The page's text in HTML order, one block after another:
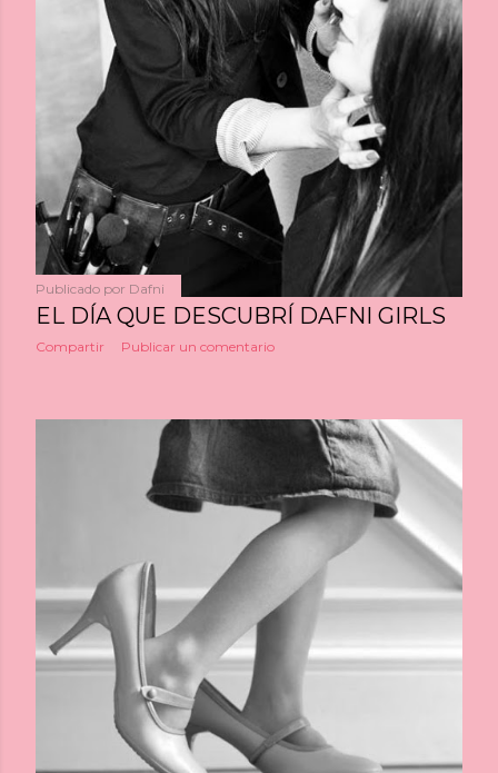
Publicado por Dafni
EL DÍA QUE DESCUBRÍ DAFNI GIRLS
Compartir Publicar un comentario